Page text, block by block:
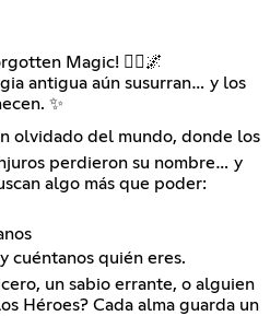
Magic! 🧙‍♀️🌌
antigua aún susurran… y los
✨
olvidado del mundo, donde los
perdieron su nombre… y
algo más que poder:
cuéntanos quién eres.
un sabio errante, o alguien
Héroes? Cada alma guarda un